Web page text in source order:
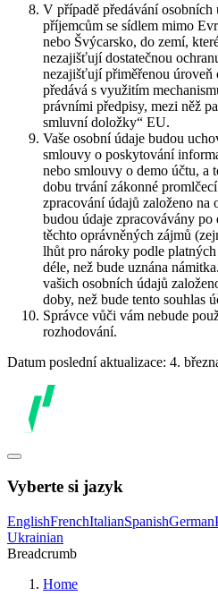
V případě předávání osobních
příjemcům se sídlem mimo
nebo Švýcarsko, do zemí,
nezajišťují dostatečnou
nezajišťují přiměřenou úroveň
předává s využitím
právními předpisy, mezi něž
smluvní doložky“ EU.
Vaše osobní údaje budou
smlouvy o poskytování
nebo smlouvy o demo účtu, a
dobu trvání zákonné
zpracování údajů založeno na
budou údaje zpracovávány
těchto oprávněných zájmů
lhůt pro nároky podle
déle, než bude uznána
vašich osobních údajů
doby, než bude tento souhlas
Správce vůči vám nebude
rozhodování.
Datum poslední aktualizace: 4.
Vyberte si jazyk
EnglishFrenchItalianSpanishGerman
Ukrainian
Breadcrumb
Home